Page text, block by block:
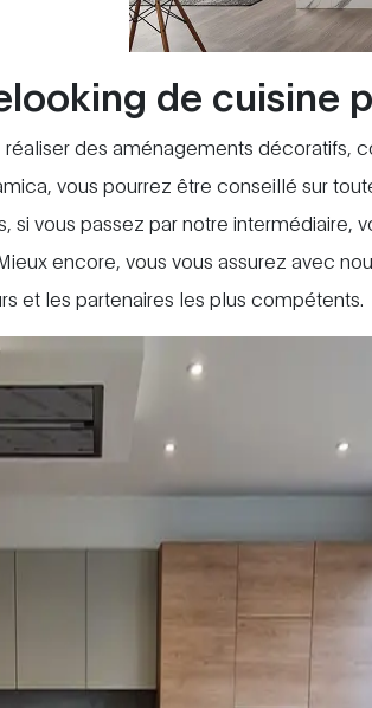
de cuisine
réaliser des aménagements décoratifs,
vous pourrez être conseillé sur
si vous passez par notre
encore, vous vous assurez avec
et les partenaires les plus compétents.